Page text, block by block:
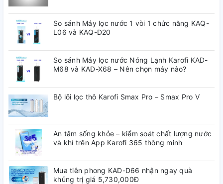
nghệ đúc nguyên khối
- Tăng lưu lượng nước đầu ra
- Tối ưu hoá các cút nối giảm thiểu vấn đề rủi rò rỉ và tái
nhiễm khuẩn cho nước
- Tiết kiệm chi phí và thời gian thay lõi chức năng
So sánh Máy lọc nước 1 vòi 1 chức năng KAQ-
L06 và KAQ-D20
So sánh Máy lọc nước Nóng Lạnh Karofi KAD-
M68 và KAD-X68 – Nên chọn máy nào?
Bộ lõi lọc thô Karofi Smax Pro – Smax Pro V
An tâm sống khỏe – kiểm soát chất lượng nước
và khí trên App Karofi 365 thông minh
Mua tiên phong KAD-D66 nhận ngay quà
khủng trị giá 5,730,000Đ